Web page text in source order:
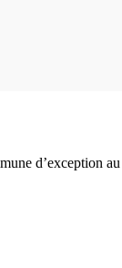
d’exception